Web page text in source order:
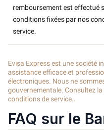
remboursement est effectué
conditions fixées par nos
service.
Evisa Express est une société
assistance efficace et
électroniques. Nous ne
gouvernementale. Consultez
conditions de service..
FAQ sur le